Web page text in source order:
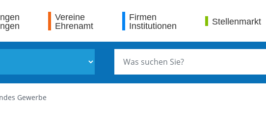
Vereine
Ehrenamt
Firmen
Institutionen
Stellenmarkt
Gewerbe